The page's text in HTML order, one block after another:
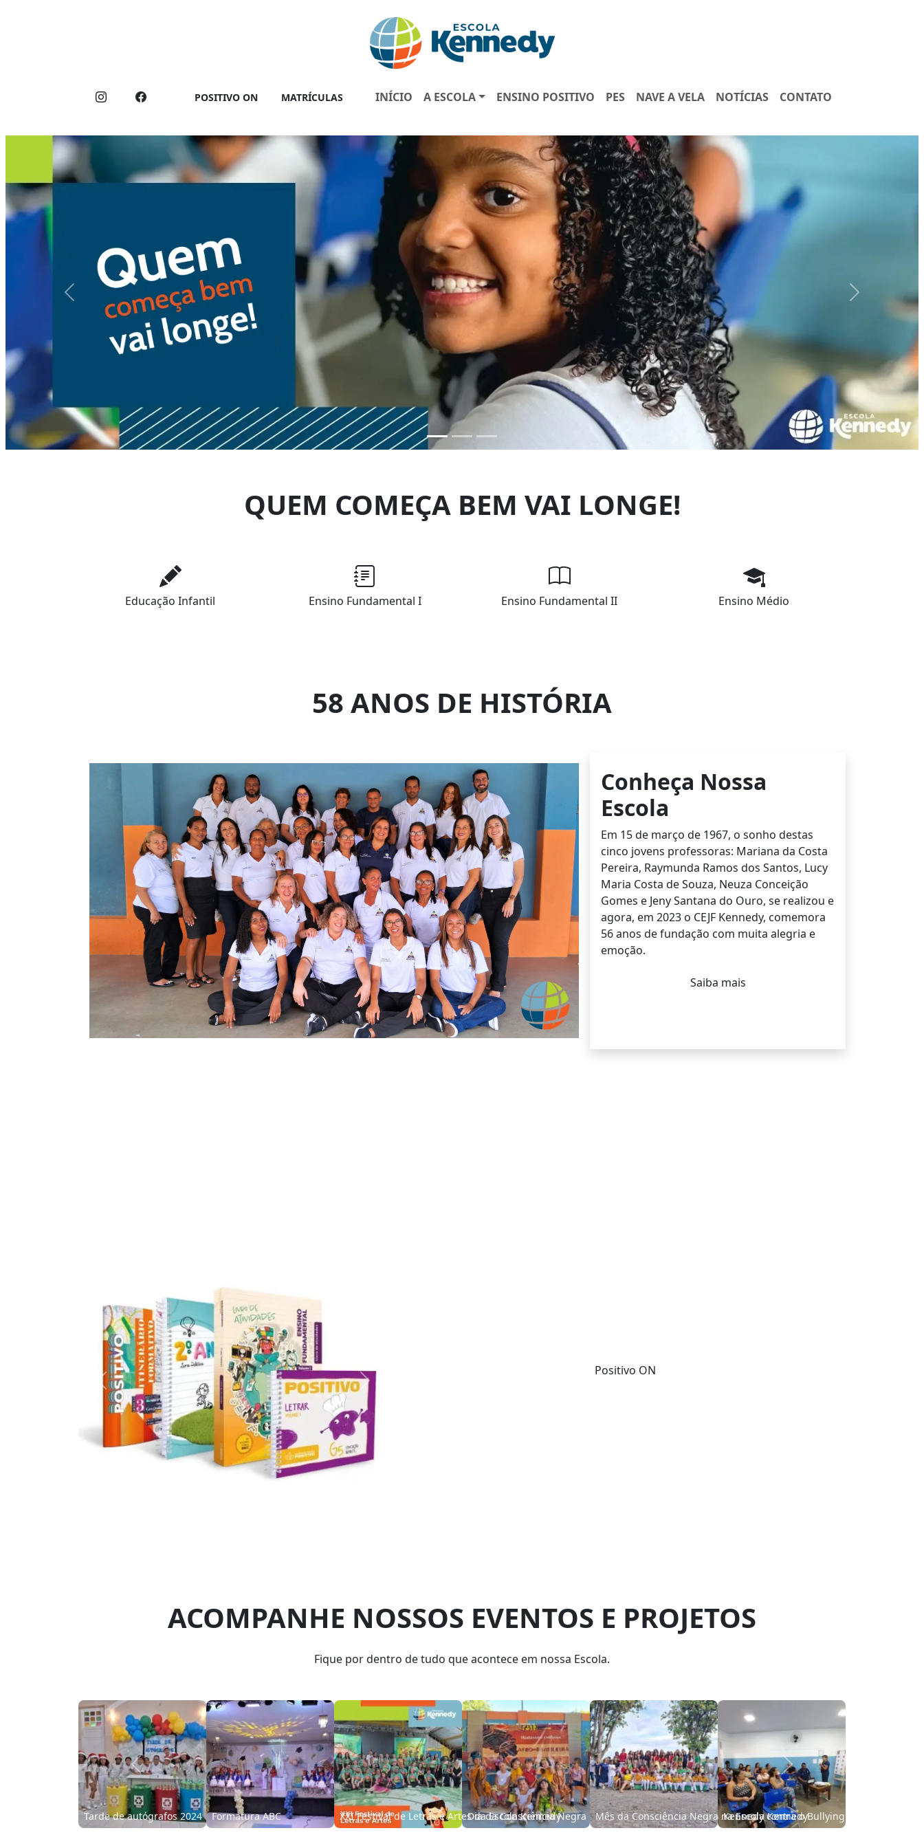
POSITIVO ON MATRÍCULAS INÍCIO A ESCOLA ENSINO POSITIVO PES NAVE A VELA NOTÍCIAS CONTATO
Previous Next
QUEM COMEÇA BEM VAI LONGE!
Educação Infantil Ensino Fundamental I Ensino Fundamental II Ensino Médio
58 ANOS DE HISTÓRIA
Conheça Nossa
Escola
Em 15 de março de 1967, o sonho destas
cinco jovens professoras: Mariana da Costa
Pereira, Raymunda Ramos dos Santos, Lucy
Maria Costa de Souza, Neuza Conceição
Gomes e Jeny Santana do Ouro, se realizou e
agora, em 2023 o CEJF Kennedy, comemora
56 anos de fundação com muita alegria e
emoção.
Saiba mais
Previous Next
Positivo ON
ACOMPANHE NOSSOS EVENTOS E PROJETOS
Fique por dentro de tudo que acontece em nossa Escola.
Halloween Kennedy Dia do Cabelo Maluco XXVII Gincana Cultural e Recreativa – 2024
Previous Next